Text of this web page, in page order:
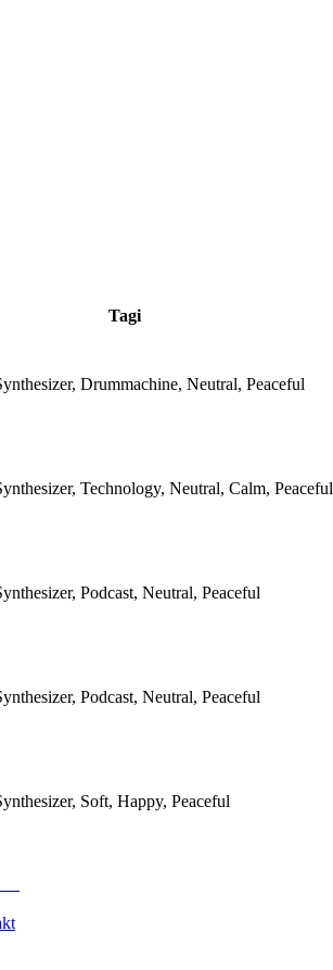
Tagi
Drummachine, Neutral, Peaceful
Technology, Neutral, Calm, Peaceful
Podcast, Neutral, Peaceful
Podcast, Neutral, Peaceful
Soft, Happy, Peaceful